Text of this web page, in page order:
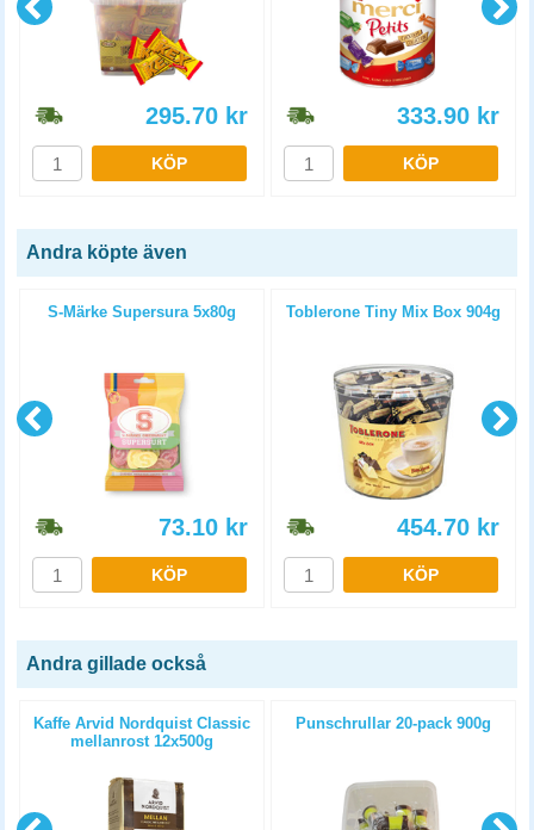
295.70 kr
KÖP
333.90 kr
KÖP
Andra köpte även
S-Märke Supersura 5x80g
73.10 kr
KÖP
Toblerone Tiny Mix Box 904g
454.70 kr
KÖP
Andra gillade också
Kaffe Arvid Nordquist Classic
mellanrost 12x500g
Punschrullar 20-pack 900g